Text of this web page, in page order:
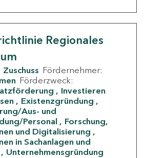
Regionales
Zuschuss Fördernehmer:
Förderzweck:
Investieren
Existenzgründung
Aus- und
Personal
Forschung,
und Digitalisierung
in Sachanlagen und
Unternehmensgründung